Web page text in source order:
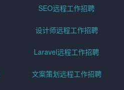
SEO远程工作招聘
设计师远程工作招聘
Laravel远程工作招聘
文案策划远程工作招聘